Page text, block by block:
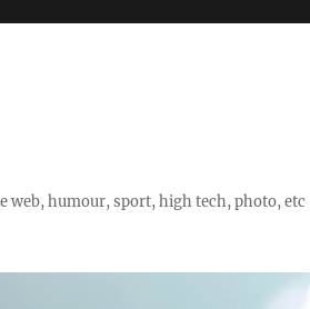
web, humour, sport, high tech, photo, etc